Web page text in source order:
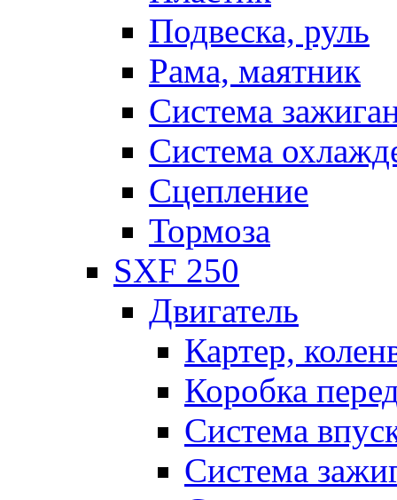
Подвеска, руль
Рама, маятник
Система
Система
Сцепление
Тормоза
SXF 250
Двигатель
Картер,
Коробка
Система
Система